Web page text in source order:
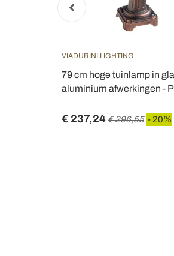
VIADURINI LIGHTING
79 cm hoge tuinlamp in
aluminium afwerkingen -
€ 237,24€ 296,55 - 20%